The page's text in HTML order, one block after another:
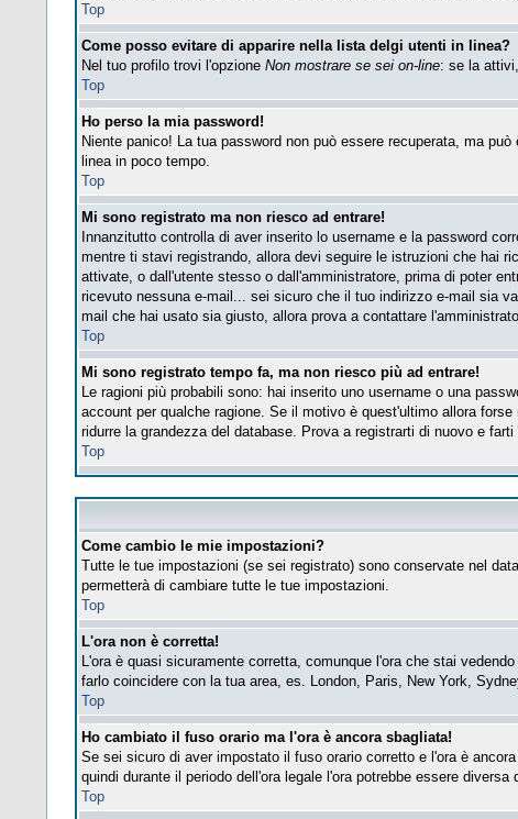
Top
Come posso evitare di apparire nella lista delgi utenti in linea?
Nel tuo profilo trovi l'opzione Non mostrare se sei on-line: se la
Top
Ho perso la mia password!
Niente panico! La tua password non può essere recuperata, ma
linea in poco tempo.
Top
Mi sono registrato ma non riesco ad entrare!
Innanzitutto controlla di aver inserito lo username e la password
mentre ti stavi registrando, allora devi seguire le istruzioni che hai
attivate, o dall'utente stesso o dall'amministratore, prima di poter
ricevuto nessuna e-mail... sei sicuro che il tuo indirizzo e-mail sia
mail che hai usato sia giusto, allora prova a contattare
Top
Mi sono registrato tempo fa, ma non riesco più ad entrare!
Le ragioni più probabili sono: hai inserito uno username o una
account per qualche ragione. Se il motivo è quest'ultimo allora
ridurre la grandezza del database. Prova a registrarti di nuovo e
Top
Come cambio le mie impostazioni?
Tutte le tue impostazioni (se sei registrato) sono conservate nel
permetterà di cambiare tutte le tue impostazioni.
Top
L'ora non è corretta!
L'ora è quasi sicuramente corretta, comunque l'ora che stai
farlo coincidere con la tua area, es. London, Paris, New York,
Top
Ho cambiato il fuso orario ma l'ora è ancora sbagliata!
Se sei sicuro di aver impostato il fuso orario corretto e l'ora è
quindi durante il periodo dell'ora legale l'ora potrebbe essere diversa
Top